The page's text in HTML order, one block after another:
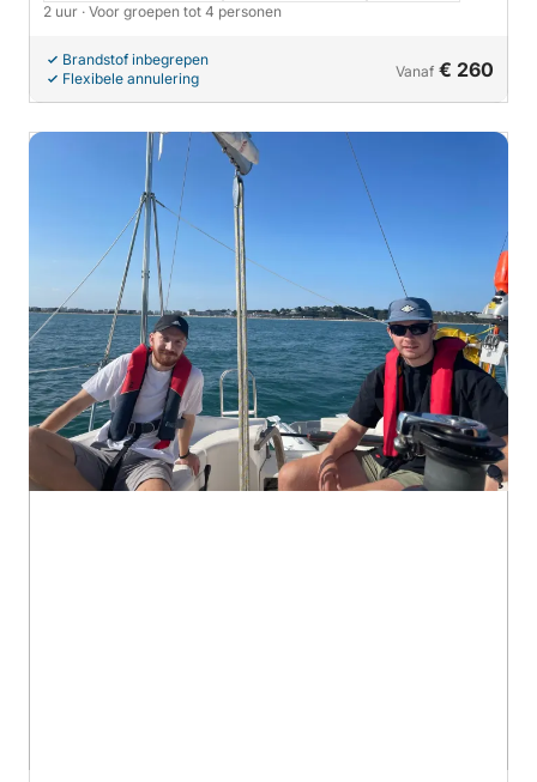
2 uur · Voor groepen tot 4 personen
Brandstof inbegrepen
Flexibele annulering
Vanaf € 260